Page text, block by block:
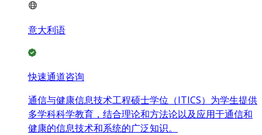
意大利语
快速通道咨询
通信与健康信息技术工程硕士学位（ITICS）为学生提供
多学科科学教育，结合理论和方法论以及应用于通信和
健康的信息技术和系统的广泛知识。